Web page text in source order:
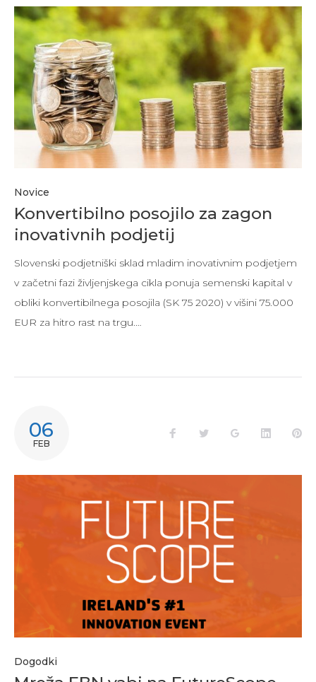
Novice
Konvertibilno posojilo za zagon
inovativnih podjetij
Slovenski podjetniški sklad mladim inovativnim podjetjem
v začetni fazi življenjskega cikla ponuja semenski kapital v
obliki konvertibilnega posojila (SK 75 2020) v višini 75.000
EUR za hitro rast na trgu.…
06
FEB
FacebookTwitter Google+LinkedIn
Dogodki